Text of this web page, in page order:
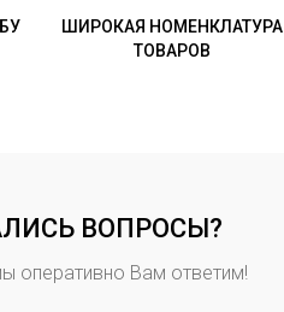
ШИРОКАЯ НОМЕНКЛАТУРА
ТОВАРОВ
ВОПРОСЫ?
оперативно Вам ответим!